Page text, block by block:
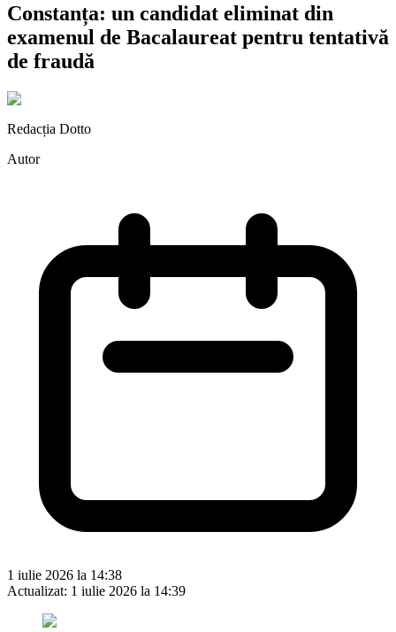
Constanța: un candidat eliminat din
examenul de Bacalaureat pentru tentativă
de fraudă
Redacția Dotto
Autor
1 iulie 2026 la 14:38
Actualizat: 1 iulie 2026 la 14:39